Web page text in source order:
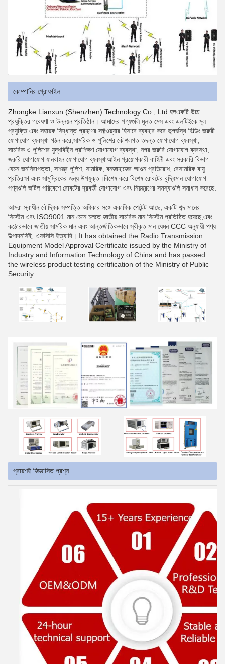
কোম্পানির প্রোফাইল
Zhongke Lianxun (Shenzhen) Technology Co., Ltd হলএকটি উচ্চ
প্রযুক্তির গবেষণা ও উন্নয়ন প্রতিষ্ঠান। আমাদের পণ্যগুলি মূলত মেস এবং এলটিইকে মূল
প্রযুক্তি এবং সহায়ক সিদ্ধান্ত গ্রহণের সফ্টওয়্যার হিসাবে ব্যবহার করে ভূগর্ভস্থ বিল্ডিং জরুরী
যোগাযোগ ব্যবস্থা গঠন করে,সামরিক ও পুলিশের কৌশলগত তদন্ত যোগাযোগ ব্যবস্থা,
সামরিক ও পুলিশের যুদ্ধবিহীন প্রশিক্ষণ যোগাযোগ ব্যবস্থা, নগর জরুরি যোগাযোগ ব্যবস্থা,
জরুরি যোগাযোগ যানবাহন যোগাযোগ ব্যবস্থাআইন প্রয়োগকারী বাহিনী এবং সরকারি বিভাগ
যেমন জননিরাপত্তা, সশস্ত্র পুলিশ, সামরিক, বনজাহাজের আগুন প্রতিরোধ, বেসামরিক বায়ু
প্রতিরক্ষা এবং সামুদ্রিকের জন্য উপযুক্ত।বিশেষ করে বিশেষ রোবটের বুদ্ধিমান যোগাযোগ
পণ্যগুলি জটিল পরিবেশে রোবটের দূরবর্তী যোগাযোগ এবং নিয়ন্ত্রণের সমস্যাগুলি সমাধান করেছে.
আমরা স্বাধীন বৌদ্ধিক সম্পত্তি অধিকার সঙ্গে একাধিক পেটেন্ট আছে, একটি শব্দ মানের
সিস্টেম এবং ISO9001 মান মেনে চলতে জাতীয় সামরিক মান সিস্টেম প্রতিষ্ঠিত হয়েছে,এবং
কঠোরভাবে জাতীয় সামরিক মান এবং আন্তর্জাতিকভাবে স্বীকৃত মান যেমন CCC অনুযায়ী পণ্য
উত্পাদনসিই, এফসিসি ইত্যাদি। It has obtained the Radio Transmission
Equipment Model Approval Certificate issued by the Ministry of
Industry and Information Technology of China and has passed
the wireless product testing certification of the Ministry of Public
Security.
প্রায়শই জিজ্ঞাসিত প্রশ্ন